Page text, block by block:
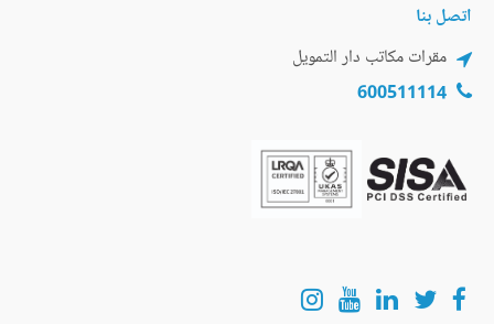
اتصل بنا
مقرات مكاتب دار التمويل
600511114